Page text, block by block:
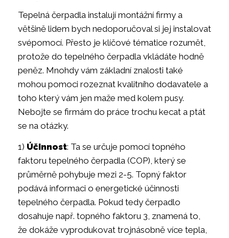
Tepelná čerpadla instalují montážní firmy a
většině lidem bych nedoporučoval si jej instalovat
svépomocí. Přesto je klíčové tématice rozumět,
protože do tepelného čerpadla vkládáte hodně
peněz. Mnohdy vám základní znalosti také
mohou pomoci rozeznat kvalitního dodavatele a
toho který vám jen maže med kolem pusy.
Nebojte se firmám do práce trochu kecat a ptát
se na otázky.
1) Účinnost: Ta se určuje pomocí topného
faktoru tepelného čerpadla (COP), který se
průměrně pohybuje mezi 2-5. Topný faktor
podává informaci o energetické účinnosti
tepelného čerpadla. Pokud tedy čerpadlo
dosahuje např. topného faktoru 3, znamená to,
že dokáže vyprodukovat trojnásobně více tepla,